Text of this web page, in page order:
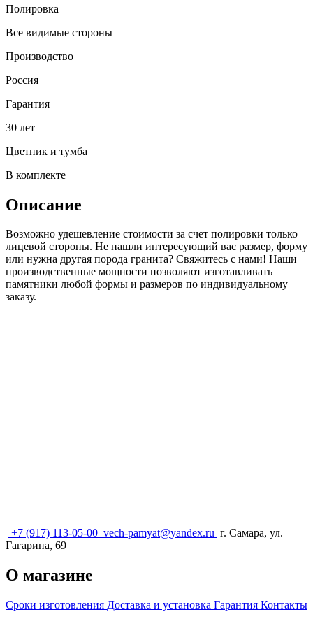
Полировка
Все видимые стороны
Производство
Россия
Гарантия
30 лет
Цветник и тумба
В комплекте
Описание
Возможно удешевление стоимости за счет полировки только
лицевой стороны. Не нашли интересующий вас размер, форму
или нужна другая порода гранита? Свяжитесь с нами! Наши
производственные мощности позволяют изготавливать
памятники любой формы и размеров по индивидуальному
заказу.
+7 (917) 113-05-00 vech-pamyat@yandex.ru г. Самара, ул.
Гагарина, 69
О магазине
Сроки изготовления Доставка и установка Гарантия Контакты